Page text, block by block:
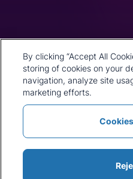
领导团队
地址
我们的方法论
工作机会
政策与声明
新闻和媒体
By clicking “Accept All
storing of cookies on your
navigation, analyze site
marketing efforts.